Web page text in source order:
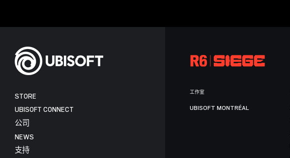
STORE
UBISOFT CONNECT
公司
NEWS
支持
工作室
UBISOFT MONTRÉAL